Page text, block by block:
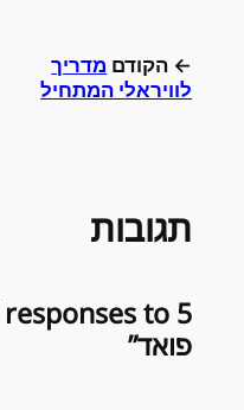
← הקודם מדריך
לוויראלי המתחיל
תגובות
פואד”